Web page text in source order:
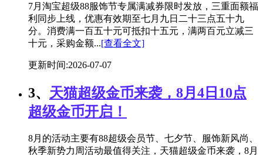
7月淘宝超级88服饰节专属满减券限时发放，三重面额福
利同步上线，优惠有效期至七月九日二十三点五十九
分。消费满一百五十元可抵扣十五元，满两百元立减三
十元，采购金额...[查看全文]
更新时间:2026-07-07
3、 天猫超级金币来袭，8月4日10点
超级金币开启！
8月的活动主要有88超级会员节、七夕节、服饰新风尚、
秋季新势力周活动最值得关注，天猫超级金币来袭，8月